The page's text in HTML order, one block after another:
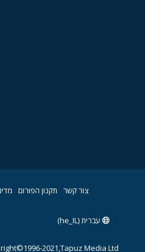
צור קשר תקנון הפורום
עברית (he_IL)
2021,Tapuz Media Ltd.